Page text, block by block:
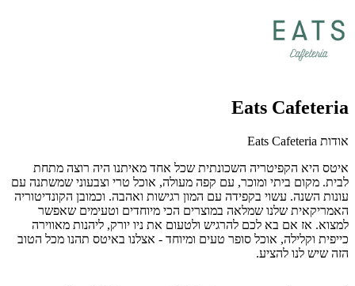
Eats Cafeteria
אודות Eats Cafeteria
איטס היא הקפיטריה השכונתית שכל אחד מאיתנו היה רוצה מתחת
לבית. מקום ביתי ומוכר, עם קפה מעולה, אוכל טרי וצבעוני שמשתנה עם
עונות השנה. עשוי בקפידה עם המון רגישות ואהבה. וכמובן הקונדיטוריה
האמריקאית שלנו שמלאה במוצרים הכי מיוחדים וטעימים שאפשר
למצוא. אז אם בא לכם להרגיש ולטעום את ניו יורק, ליהנות מאווירה
כייפית וקלילה, אוכל סופר טעים ומיוחד - אצלנו באיטס תהנו מכל הטוב
הזה שיש לנו להציע.